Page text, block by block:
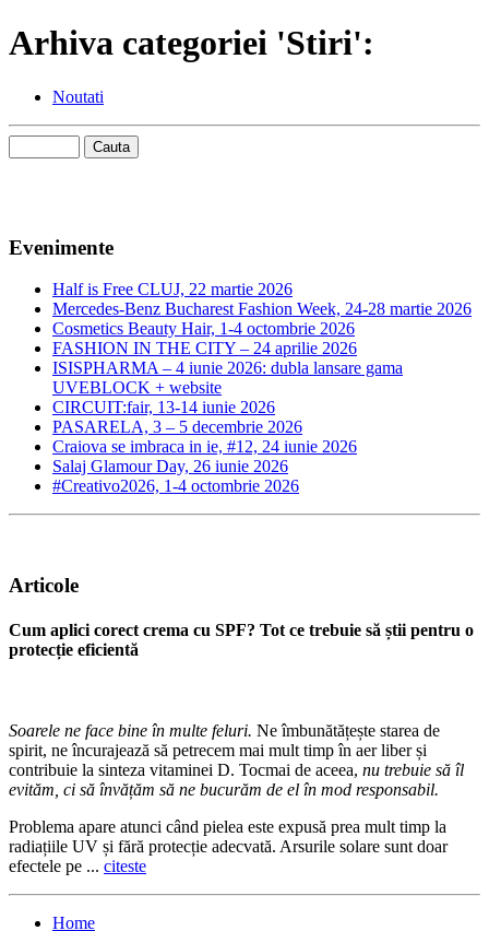
Arhiva categoriei 'Stiri':
Noutati
Evenimente
Half is Free CLUJ, 22 martie 2026
Mercedes-Benz Bucharest Fashion Week, 24-28 martie 2026
Cosmetics Beauty Hair, 1-4 octombrie 2026
FASHION IN THE CITY – 24 aprilie 2026
ISISPHARMA – 4 iunie 2026: dubla lansare gama
UVEBLOCK + website
CIRCUIT:fair, 13-14 iunie 2026
PASARELA, 3 – 5 decembrie 2026
Craiova se imbraca in ie, #12, 24 iunie 2026
Salaj Glamour Day, 26 iunie 2026
#Creativo2026, 1-4 octombrie 2026
Articole
Cum aplici corect crema cu SPF? Tot ce trebuie să știi pentru o
protecție eficientă
Soarele ne face bine în multe feluri. Ne îmbunătățește starea de
spirit, ne încurajează să petrecem mai mult timp în aer liber și
contribuie la sinteza vitaminei D. Tocmai de aceea, nu trebuie să îl
evităm, ci să învățăm să ne bucurăm de el în mod responsabil.
Problema apare atunci când pielea este expusă prea mult timp la
radiațiile UV și fără protecție adecvată. Arsurile solare sunt doar
efectele pe ... citeste
Home